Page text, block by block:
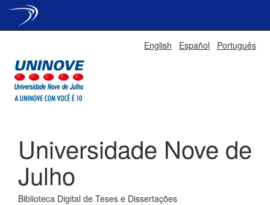
English Español Português
Universidade Nove de
Julho
Biblioteca Digital de Teses e Dissertações